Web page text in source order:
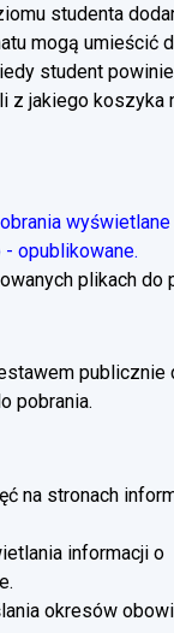
studenta
mogą umieścić
student
z jakiego koszyka
opublikowane.
plikach do
publicznie
pobrania.
na stronach
informacji o
okresów